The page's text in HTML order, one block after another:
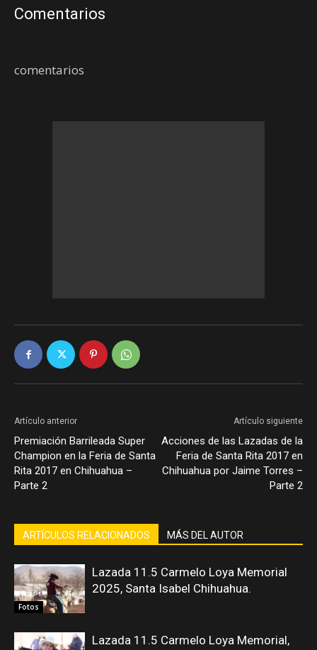
Comentarios
comentarios
Artículo anterior
Premiación Barrileada Super
Champion en la Feria de Santa
Rita 2017 en Chihuahua –
Parte 2
Artículo siguiente
Acciones de las Lazadas de la
Feria de Santa Rita 2017 en
Chihuahua por Jaime Torres –
Parte 2
ARTÍCULOS RELACIONADOS MÁS DEL AUTOR
Fotos
Lazada 11.5 Carmelo Loya Memorial
2025, Santa Isabel Chihuahua.
Lazada 11.5 Carmelo Loya Memorial,